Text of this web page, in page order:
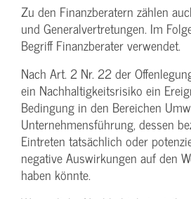
Zu den Finanzberatern zählen
und Generalvertretungen. Im
Begriff Finanzberater verwendet.
Nach Art. 2 Nr. 22 der
ein Nachhaltigkeitsrisiko ein
Bedingung in den Bereichen
Unternehmensführung, dessen
Eintreten tatsächlich oder
negative Auswirkungen auf den
haben könnte.